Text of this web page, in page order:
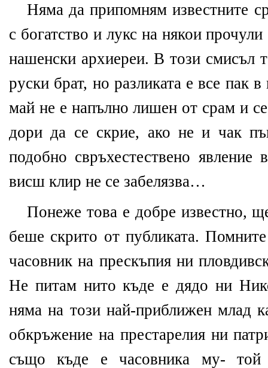
Няма да припомням известните
с богатство и лукс на някои
нашенски архиереи. В този смисъл
руски брат, но разликата е все пак
май не е напълно лишен от срам и
дори да се скрие, ако не и чак
подобно свръхестествено явление
висш клир не се забелязва…
Понеже това е добре известно,
беше скрито от публиката.
часовник на прескъпия ни
Не питам нито къде е дядо ни
няма на този най-приближен млад
обкръжение на престарелия ни
също къде е часовника му-